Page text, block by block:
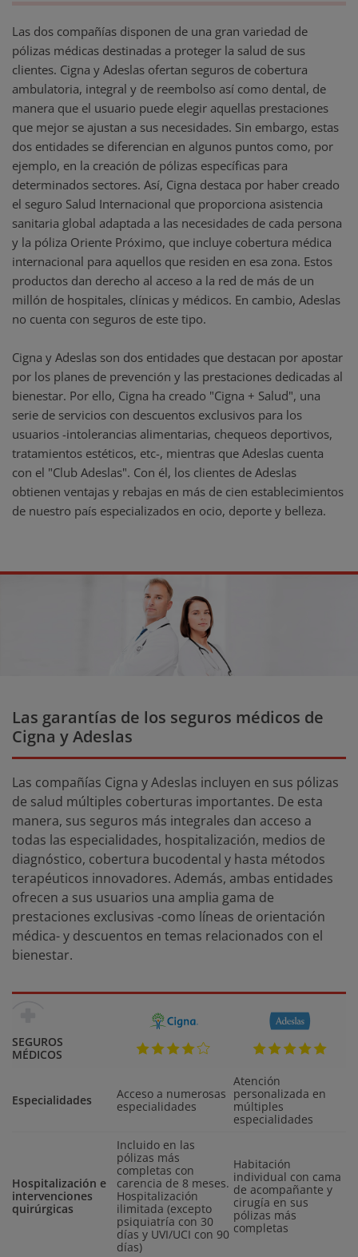
Las dos compañías disponen de una gran variedad de
pólizas médicas destinadas a proteger la salud de sus
clientes. Cigna y Adeslas ofertan seguros de cobertura
ambulatoria, integral y de reembolso así como dental, de
manera que el usuario puede elegir aquellas prestaciones
que mejor se ajustan a sus necesidades. Sin embargo, estas
dos entidades se diferencian en algunos puntos como, por
ejemplo, en la creación de pólizas específicas para
determinados sectores. Así, Cigna destaca por haber creado
el seguro Salud Internacional que proporciona asistencia
sanitaria global adaptada a las necesidades de cada persona
y la póliza Oriente Próximo, que incluye cobertura médica
internacional para aquellos que residen en esa zona. Estos
productos dan derecho al acceso a la red de más de un
millón de hospitales, clínicas y médicos. En cambio, Adeslas
no cuenta con seguros de este tipo.
Cigna y Adeslas son dos entidades que destacan por apostar
por los planes de prevención y las prestaciones dedicadas al
bienestar. Por ello, Cigna ha creado "Cigna + Salud", una
serie de servicios con descuentos exclusivos para los
usuarios -intolerancias alimentarias, chequeos deportivos,
tratamientos estéticos, etc-, mientras que Adeslas cuenta
con el "Club Adeslas". Con él, los clientes de Adeslas
obtienen ventajas y rebajas en más de cien establecimientos
de nuestro país especializados en ocio, deporte y belleza.
Las garantías de los seguros médicos de
Cigna y Adeslas
Las compañías Cigna y Adeslas incluyen en sus pólizas
de salud múltiples coberturas importantes. De esta
manera, sus seguros más integrales dan acceso a
todas las especialidades, hospitalización, medios de
diagnóstico, cobertura bucodental y hasta métodos
terapéuticos innovadores. Además, ambas entidades
ofrecen a sus usuarios una amplia gama de
prestaciones exclusivas -como líneas de orientación
médica- y descuentos en temas relacionados con el
bienestar.
SEGUROS
MÉDICOS
Especialidades
Acceso a numerosas
especialidades
Atención
personalizada en
múltiples
especialidades
Hospitalización e
intervenciones
quirúrgicas
Incluido en las
pólizas más
completas con
carencia de 8 meses.
Hospitalización
ilimitada (excepto
psiquiatría con 30
días y UVI/UCI con 90
días)
Habitación
individual con cama
de acompañante y
cirugía en sus
pólizas más
completas